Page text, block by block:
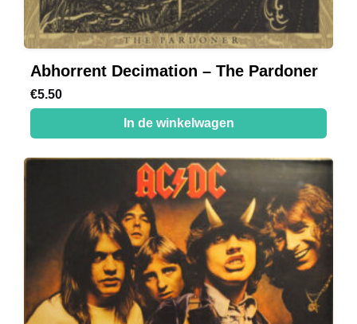
Abhorrent Decimation – The Pardoner
€5.50
In de winkelwagen